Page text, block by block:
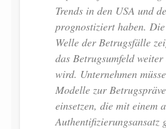
Trends in den USA und
prognostiziert haben.
Welle der Betrugsfälle
das Betrugsumfeld
wird. Unternehmen
Modelle zur
einsetzen, die mit einem
Authentifizierungsansatz